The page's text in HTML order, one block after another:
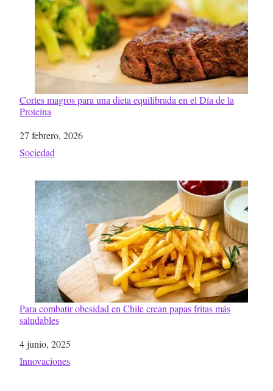
Cortes magros para una dieta equilibrada en el Día de la
Proteína
Fecha
27 febrero, 2026
Respecto a
Sociedad
Para combatir obesidad en Chile crean papas fritas más
saludables
Fecha
4 junio, 2025
Respecto a
Innovaciones